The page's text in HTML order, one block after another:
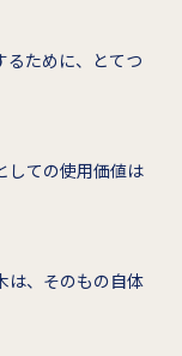
るために、とてつ
しての使用価値は
は、そのもの自体